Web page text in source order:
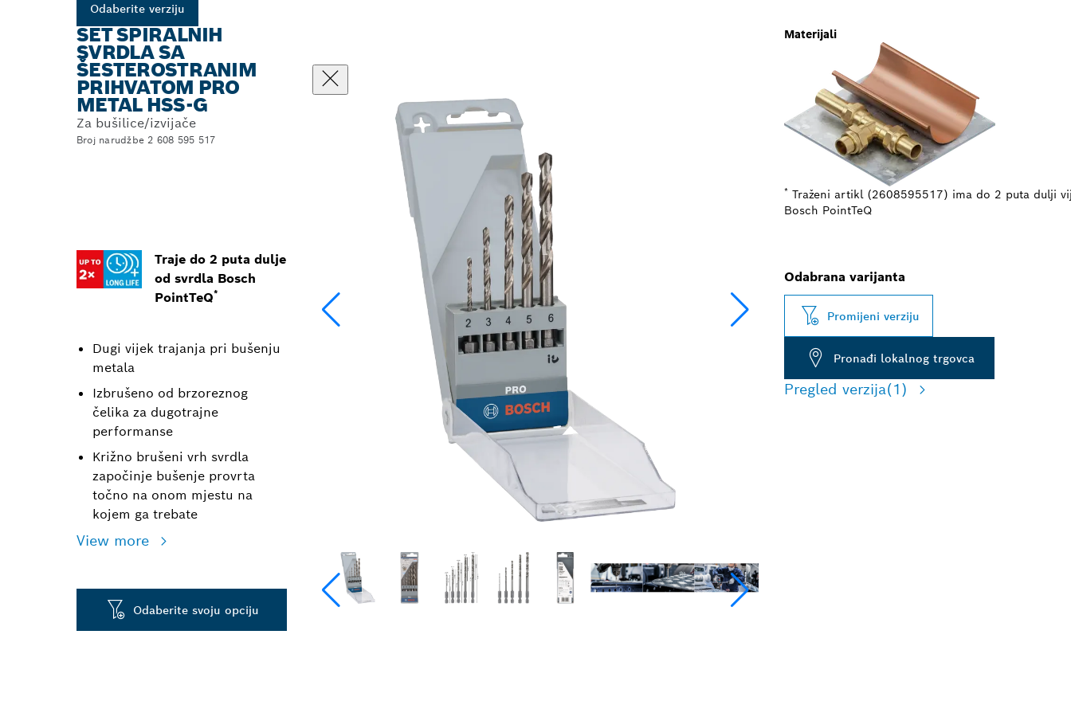
Odaberite verziju
SET SPIRALNIH
SVRDLA SA
ŠESTEROSTRANIM
PRIHVATOM PRO
METAL HSS-G
Za bušilice/izvijače
Broj narudžbe 2 608 595 517
Traje do 2 puta dulje
od svrdla Bosch
PointTeQ*
Dugi vijek trajanja pri bušenju
metala
Izbrušeno od brzoreznog
čelika za dugotrajne
performanse
Križno brušeni vrh svrdla
započinje bušenje provrta
točno na onom mjestu na
kojem ga trebate
View more
Materijali
*Traženi artikl (2608595517) ima do 2 puta dulji
Bosch PointTeQ
Odaberite svoju opciju
Odabrana varijanta
Promijeni verziju
Pronađi lokalnog trgovca
Pregled verzija(1)